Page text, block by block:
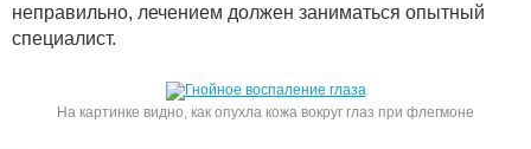
неправильно, лечением должен заниматься опытный
специалист.
На картинке видно, как опухла кожа вокруг глаз при флегмоне